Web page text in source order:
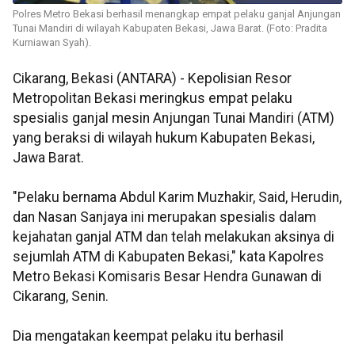
Polres Metro Bekasi berhasil menangkap empat pelaku ganjal Anjungan
Tunai Mandiri di wilayah Kabupaten Bekasi, Jawa Barat. (Foto: Pradita
Kurniawan Syah).
Cikarang, Bekasi (ANTARA) - Kepolisian Resor
Metropolitan Bekasi meringkus empat pelaku
spesialis ganjal mesin Anjungan Tunai Mandiri (ATM)
yang beraksi di wilayah hukum Kabupaten Bekasi,
Jawa Barat.
"Pelaku bernama Abdul Karim Muzhakir, Said, Herudin,
dan Nasan Sanjaya ini merupakan spesialis dalam
kejahatan ganjal ATM dan telah melakukan aksinya di
sejumlah ATM di Kabupaten Bekasi," kata Kapolres
Metro Bekasi Komisaris Besar Hendra Gunawan di
Cikarang, Senin.
Dia mengatakan keempat pelaku itu berhasil